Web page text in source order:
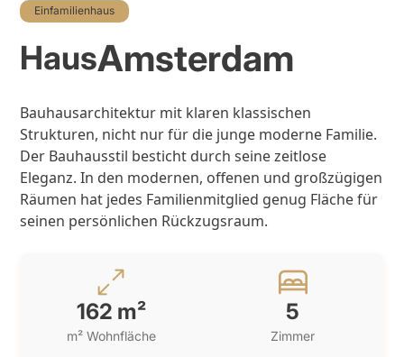
Einfamilienhaus
HausAmsterdam
Bauhausarchitektur mit klaren klassischen
Strukturen, nicht nur für die junge moderne Familie.
Der Bauhausstil besticht durch seine zeitlose
Eleganz. In den modernen, offenen und großzügigen
Räumen hat jedes Familienmitglied genug Fläche für
seinen persönlichen Rückzugsraum.
162 m²
m² Wohnfläche
5
Zimmer